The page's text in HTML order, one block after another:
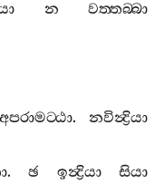
න
වත‍්තබ‍්බා
අපරාමට‍්ඨා. නවින්‍ද්‍රියා
.ඡ ඉන්‍ද්‍රියා
සියා